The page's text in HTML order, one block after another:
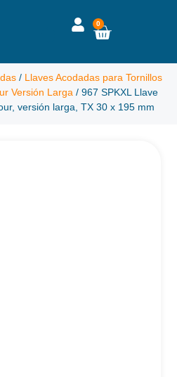
0
/ Llaves Acodadas para Tornillos
Versión Larga / 967 SPKXL Llave
versión larga, TX 30 x 195 mm